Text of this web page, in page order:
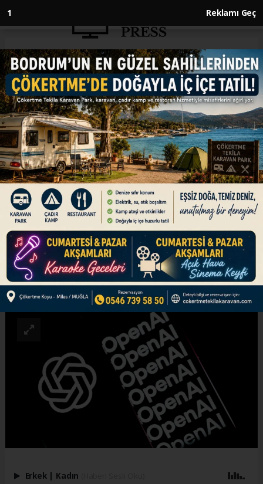
Anasayfa TEKNOLOJİ
Yapay zeka yanıtlarının içine
yerleştirilen reklamlar, bilgiye
erişim biçimini değiştiriyor
TEKNOLOJİ
18.03.2026 - 20:00, Güncelleme: 18.03.2026 - 20:00
Yıllardır internet kullanıcılarının arama
motorlarında "sponsorlu bağlantı" olarak
karşısına çıkan reklamların yapay zeka destekli
yeni nesil arama ve sohbet s
ABONE OL
Erkek | Kadın